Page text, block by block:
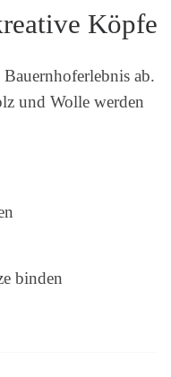
Köpfe
ab.
und Wolle werden
binden